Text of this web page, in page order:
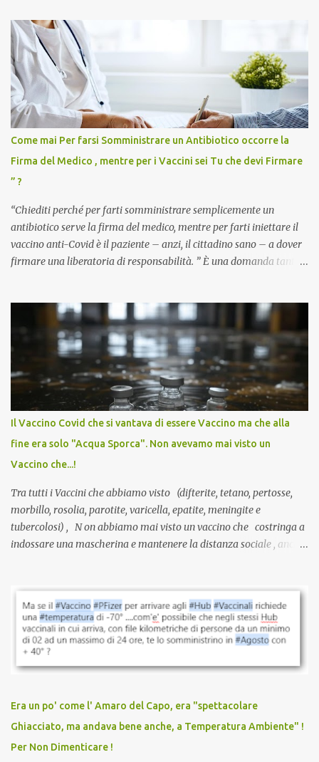
Come mai Per farsi Somministrare un Antibiotico occorre la
Firma del Medico , mentre per i Vaccini sei Tu che devi Firmare
” ?
“Chiediti perché per farti somministrare semplicemente un
antibiotico serve la firma del medico, mentre per farti iniettare il
vaccino anti-Covid è il paziente – anzi, il cittadino sano – a dover
firmare una liberatoria di responsabilità. ” È una domanda tanto
pandemia. Un interrogativo che dovrebbe scuotere chiunque abbia
ancora il coraggio di pensare con la propria testa. Per il vaccino
anti-Covid, un pro-farmaco, con autorizzazione condizionata,
sviluppato in tempi record, con tecnologie mai utilizzate prima su
larga scala, ancora oggetto di studio e di discussione
internazionale serve solo una firma. La tua. Lo si somministra
anche a persone sane, giovani, senza fattori di rischio, spesso già
serve una prescrizione. Non c’è diagnosi. Non c’è presa in carico.
L’unico atto richiesto è una fi...
Il Vaccino Covid che si vantava di essere Vaccino ma che alla
fine era solo "Acqua Sporca". Non avevamo mai visto un
Vaccino che...!
Tra tutti i Vaccini che abbiamo visto (difterite, tetano, pertosse,
morbillo, rosolia, parotite, varicella, epatite, meningite e
tubercolosi) , N on abbiamo mai visto un vaccino che costringa a
indossare una mascherina e mantenere la distanza sociale , anche
sconti, incentivi per vaccinarsi. Non avevamo mai visto
discriminazioni per coloro che non l’hanno fatto. Se non sei stato
vaccinato, nessuno aveva prima cercato di farti sentire una
persona cattiva. Non avevamo mai visto un vaccino che minacci le
vaccino usato per minacciare i mezzi di sussistenza, il lavoro o la
scuola. Non avevamo mai visto un vaccino che permettesse a un
dodicenne di ignorare il consenso dei genitori. Dopo tutti i vaccini
che abbiamo elencato sopra...
Era un po' come l' Amaro del Capo, era "spettacolare
Ghiacciato, ma andava bene anche, a Temperatura Ambiente" !
Per Non Dimenticare !